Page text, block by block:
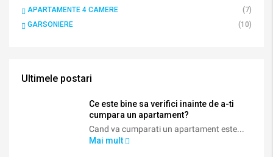
APARTAMENTE 4 CAMERE
(7)
GARSONIERE
(10)
Ultimele postari
Ce este bine sa verifici inainte de a-ti
cumpara un apartament?
Cand va cumparati un apartament este...
Mai mult